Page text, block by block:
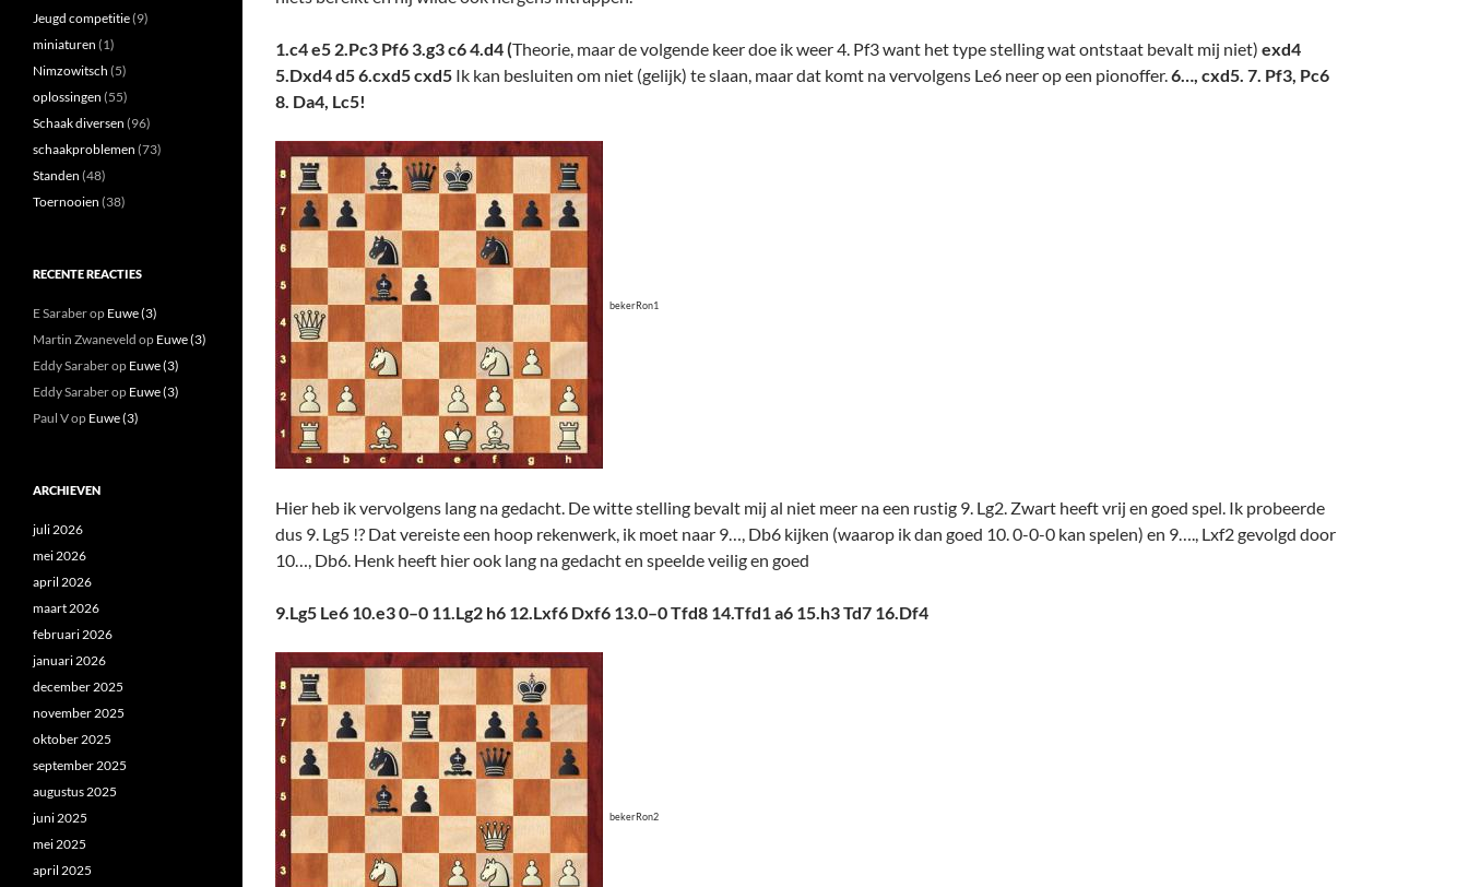
1.c4 e5 2.Pc3 Pf6 3.g3 c6 4.d4 (Theorie, maar de volgende keer doe ik weer 4. Pf3 want het type stelling wat ontstaat bevalt mij niet) exd4
5.Dxd4 d5 6.cxd5 cxd5 Ik kan besluiten om niet (gelijk) te slaan, maar dat komt na vervolgens Le6 neer op een pionoffer.6…, cxd5. 7. Pf3, Pc6
8. Da4, Lc5!
bekerRon1
Hier heb ik vervolgens lang na gedacht. De witte stelling bevalt mij al niet meer na een rustig 9. Lg2. Zwart heeft vrij en goed spel. Ik probeerde
dus 9. Lg5 !? Dat vereiste een hoop rekenwerk, ik moet naar 9…, Db6 kijken (waarop ik dan goed 10. 0-0-0 kan spelen) en 9…., Lxf2 gevolgd door
10…, Db6. Henk heeft hier ook lang na gedacht en speelde veilig en goed
9.Lg5 Le6 10.e3 0–0 11.Lg2 h6 12.Lxf6 Dxf6 13.0–0 Tfd8 14.Tfd1 a6 15.h3 Td7 16.Df4
bekerRon2
Jeugd competitie(9)
miniaturen (1)
Nimzowitsch (5)
oplossingen (55)
Schaak diversen (96)
schaakproblemen (73)
Standen (48)
Toernooien (38)
RECENTE REACTIES
E Saraberop Euwe (3)
Martin Zwaneveld op Euwe (3)
Eddy Saraberop Euwe (3)
Eddy Saraberop Euwe (3)
Paul Vop Euwe (3)
ARCHIEVEN
juli 2026
mei 2026
april 2026
maart 2026
februari 2026
januari 2026
december 2025
november 2025
oktober 2025
september 2025
augustus 2025
juni 2025
mei 2025
april 2025